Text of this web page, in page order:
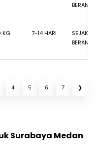
KG 7-14 HARI
SEJAK
4 5 6 7 ❯
Surabaya Medan